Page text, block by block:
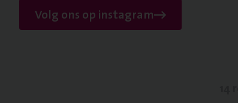
Volg ons op instagram